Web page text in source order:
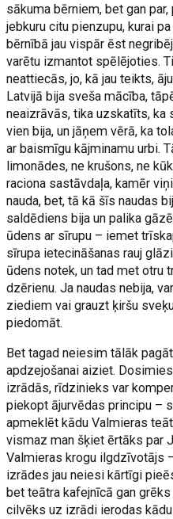
sākuma bērniem, bet gan
jebkuru citu pienzupu, kurai
bērnībā jau vispār ēst
varētu izmantot spēlējoties.
neattiecās, jo, kā jau teikts,
Latvijā bija sveša mācība,
neaizrāvās, tika uzskatīts, ka
vien bija, un jāņem vērā, ka
ar baismīgu kājminamu urbi.
limonādes, ne krušons, ne
raciona sastāvdaļa, kamēr
nauda, bet, tā kā šīs naudas
saldēdiens bija un palika
ūdens ar sīrupu – iemet
sīrupa ietecināšanas rauj
ūdens notek, un tad met otru
dzērienu. Ja naudas nebija,
ziediem vai grauzt ķiršu
piedomāt.
Bet tagad neiesim tālāk
apdzejošanai aiziet.
izrādās, rīdzinieks var
piekopt ājurvēdas principu –
apmeklēt kādu Valmieras
vismaz man šķiet ērtāks par
Valmieras krogu ilgdzīvotājs
izrādes jau neiesi kārtīgi
bet teātra kafejnīcā gan
cilvēks uz izrādi ierodas